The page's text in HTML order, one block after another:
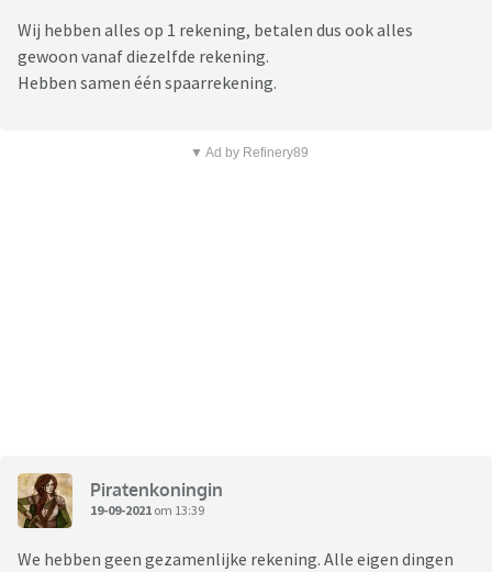
Wij hebben alles op 1 rekening, betalen dus ook alles
gewoon vanaf diezelfde rekening.
Hebben samen één spaarrekening.
▼ Ad by Refinery89
Piratenkoningin
19-09-2021 om 13:39
We hebben geen gezamenlijke rekening. Alle eigen dingen